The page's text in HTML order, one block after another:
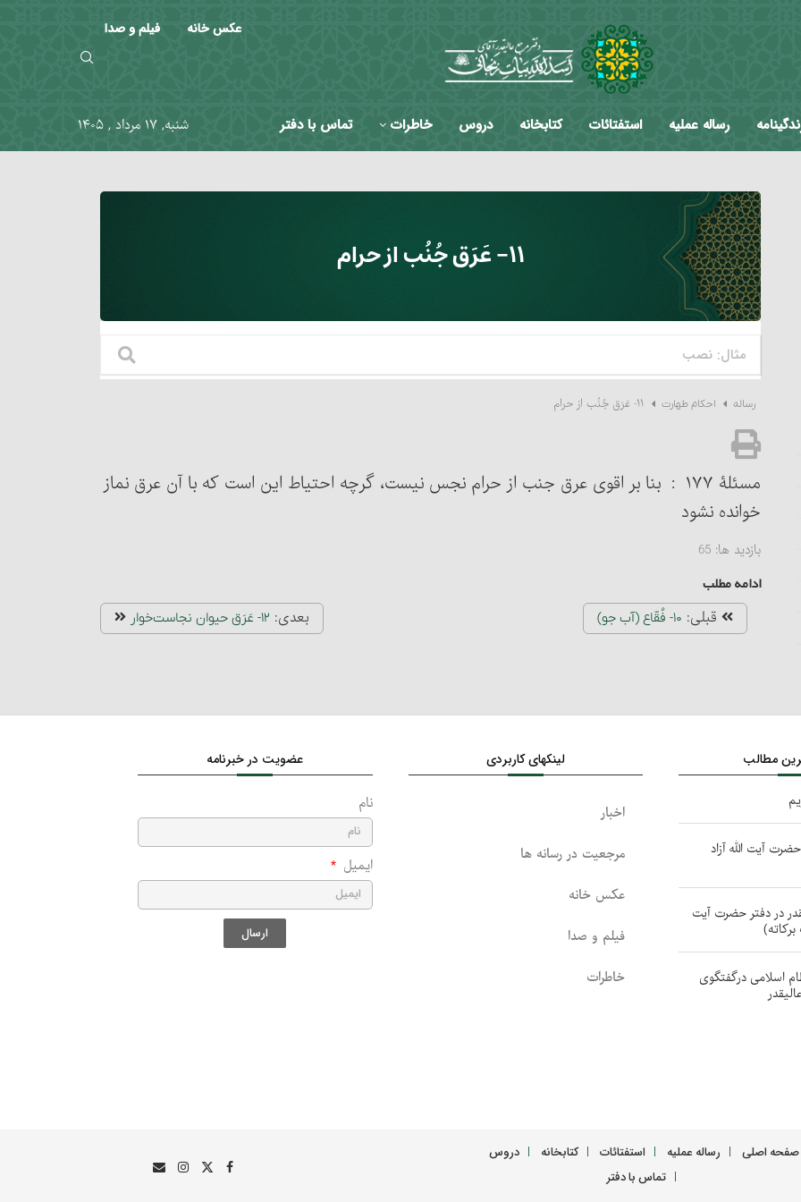
عکس خانه فیلم و صدا
رساله عملیه استفتائات کتابخانه دروس خاطرات تماس با دفتر شنبه, ۱۷ مرداد , ۱۴۰۵
۱۱- عَرَق جُنُب از حرام‏
رساله احکام طهارت ۱۱- عَرَق جُنُب از حرام‏
مسئلۀ ۱۷۷ : بنا بر اقوی‏ عرق جنب از حرام نجس نیست، گرچه احتیاط این است که با آن عرق نماز
خوانده نشود
بازدید ها: 65
ادامه مطلب
قبلی: ۱۰- فُقّاع (آب جو) بعدی: ۱۲- عَرَق حیوان نجاست‌خوار
مطالب
آیت الله آزاد
در دفتر حضرت آیت
اسلامی درگفتگوی
لینکهای کاربردی
اخبار
مرجعیت در رسانه ها
عکس خانه
فیلم و صدا
خاطرات
عضویت در خبرنامه
نام
ایمیل
ارسال
صفحه اصلی رساله عملیه استفتائات کتابخانه
دروس
تماس با دفتر